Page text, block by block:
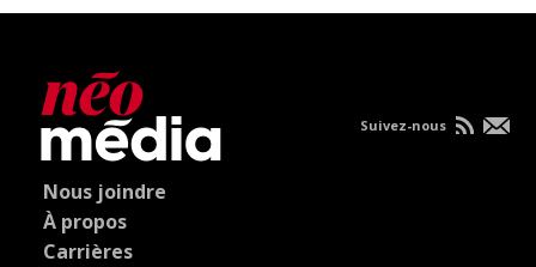
Nous joindre
À propos
Carrières
Suivez-nous